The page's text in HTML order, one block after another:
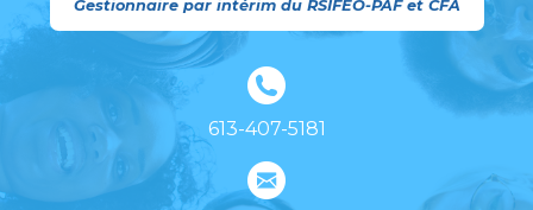
Gestionnaire par intérim du RSIFEO-PAF et CFA
613-407-5181